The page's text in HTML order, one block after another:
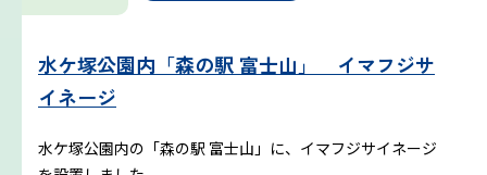
水ケ塚公園内「森の駅 富士山」 イマフジサ
イネージ
水ケ塚公園内の「森の駅 富士山」に、イマフジサイネージ